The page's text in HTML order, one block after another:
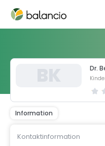
Dr.
Information
Kontaktinformation